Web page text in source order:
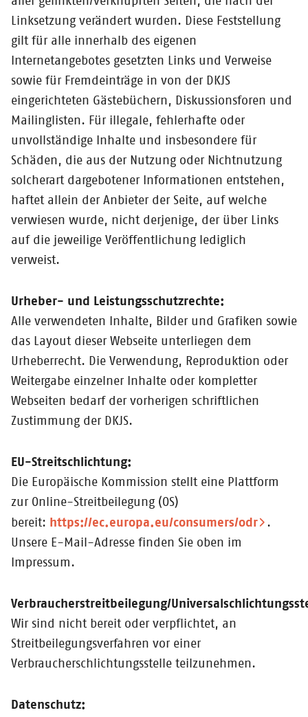
Linksetzung verändert wurden. Diese Feststellung
gilt für alle innerhalb des eigenen
Internetangebotes gesetzten Links und Verweise
sowie für Fremdeinträge in von der DKJS
eingerichteten Gästebüchern, Diskussionsforen und
Mailinglisten. Für illegale, fehlerhafte oder
unvollständige Inhalte und insbesondere für
Schäden, die aus der Nutzung oder Nichtnutzung
solcherart dargebotener Informationen entstehen,
haftet allein der Anbieter der Seite, auf welche
verwiesen wurde, nicht derjenige, der über Links
auf die jeweilige Veröffentlichung lediglich
verweist.
Urheber- und Leistungsschutzrechte:
Alle verwendeten Inhalte, Bilder und Grafiken sowie
das Layout dieser Webseite unterliegen dem
Urheberrecht. Die Verwendung, Reproduktion oder
Weitergabe einzelner Inhalte oder kompletter
Webseiten bedarf der vorherigen schriftlichen
Zustimmung der DKJS.
EU-Streitschlichtung:
Die Europäische Kommission stellt eine Plattform
zur Online-Streitbeilegung (OS)
bereit: https://ec.europa.eu/consumers/odr
.
Unsere E-Mail-Adresse finden Sie oben im
Impressum.
Verbraucherstreitbeilegung/
Wir sind nicht bereit oder verpflichtet, an
Streitbeilegungsverfahren vor einer
Verbraucherschlichtungsstelle teilzunehmen.
Datenschutz: